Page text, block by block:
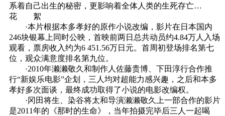
系着自己出生的秘密，更影响着全体人类的生死存亡…
花 絮
·本片根据本多孝好的原作小说改编，影片在日本国内
246块银幕上同时公映，首映前两日总共动员约4.84万人入场
观看，票房收入约为6 451.56万日元。首周初登场排名第七
位，观众满意度排名第九位。
·2010年濑濑敬久和制作人佐藤贵博、下田淳行合作推
行“新娱乐电影”企划，三人均对超能力感兴趣，之后和本多
孝好多次面谈，最终成功取得了小说的电影改编权。
·冈田将生、染谷将太和导演濑濑敬久上一部合作的影片
是2011年的《那时的生命》，当年拍摄完毕后三人一起喝